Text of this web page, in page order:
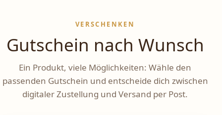
VERSCHENKEN
Gutschein nach Wunsch
Ein Produkt, viele Möglichkeiten: Wähle den
passenden Gutschein und entscheide dich zwischen
digitaler Zustellung und Versand per Post.